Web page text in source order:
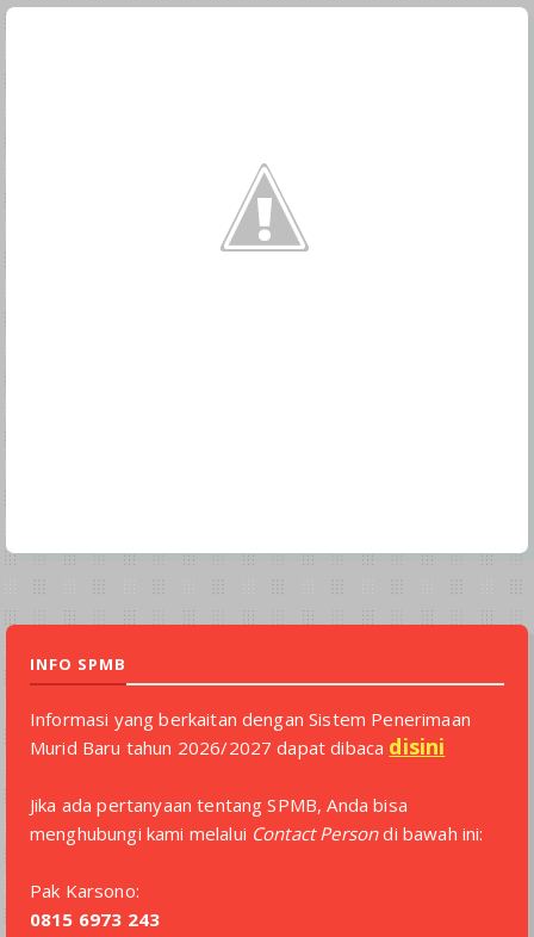
INFO SPMB
Informasi yang berkaitan dengan Sistem Penerimaan
Murid Baru tahun 2026/2027 dapat dibaca disini
Jika ada pertanyaan tentang SPMB, Anda bisa
menghubungi kami melalui Contact Persondi bawah ini:
Pak Karsono:
0815 6973 243